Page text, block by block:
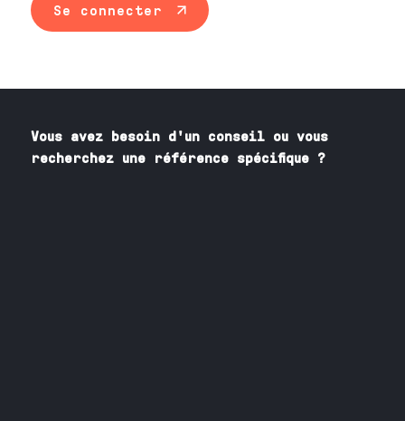
Se connecter
Vous avez besoin d'un conseil ou vous
recherchez une référence spécifique ?